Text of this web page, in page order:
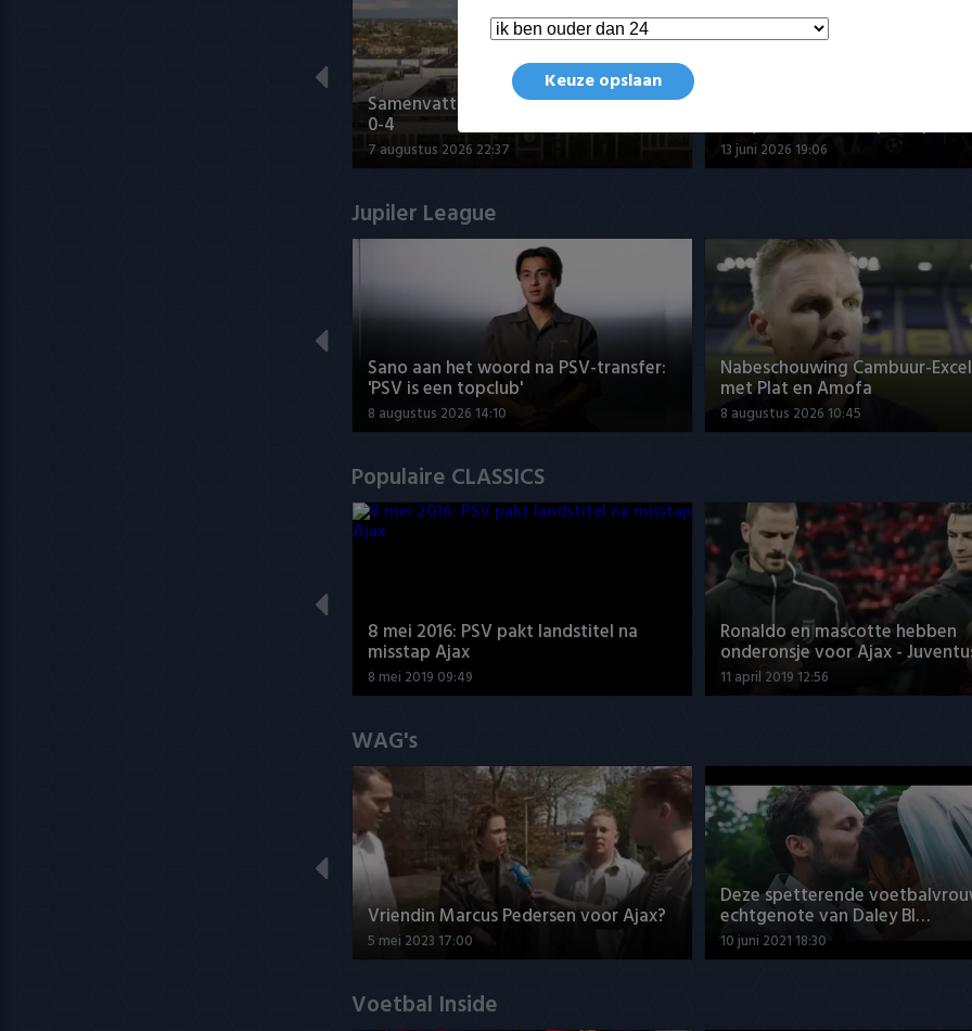
Samenvatting sc Cambuur - Excelsior
0-4
7 augustus 2026 22:37
Tigers Roermond - Futsal
3-0 (Roermond kampioen)
13 juni 2026 19:06
Jupiler League
Sano aan het woord na PSV-transfer:
'PSV is een topclub'
8 augustus 2026 14:10
Nabeschouwing Cambuur-
met Plat en Amofa
8 augustus 2026 10:45
Populaire CLASSICS
8 mei 2016: PSV pakt landstitel na
misstap Ajax
8 mei 2019 09:49
Ronaldo en mascotte hebben
onderonsje voor Ajax -
11 april 2019 12:56
WAG's
Vriendin Marcus Pedersen voor Ajax?
5 mei 2023 17:00
Deze spetterende
echtgenote van Daley Bl…
10 juni 2021 18:30
Voetbal Inside
Keuze opslaan